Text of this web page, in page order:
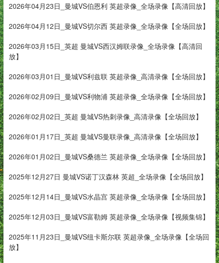
2026年04月23日_曼城VS伯恩利 英超录像_全场录像【高清回放】
2026年04月12日_曼城VS切尔西 英超录像_全场录像【全场回放】
2026年03月15日_英超 曼城VS西汉姆联录像_全场录像【高清回
放】
2026年03月01日_曼城VS利兹联 英超录像_高清录像【全场回放】
2026年02月09日_曼城VS利物浦 英超录像_全场录像【全场回放】
2026年02月02日_英超 曼城VS热刺录像_高清录像【全场回放】
2026年01月17日_英超 曼城VS曼联录像_高清录像【全场回放】
2026年01月02日_曼城VS桑德兰 英超录像_全场录像【全场回放】
2025年12月27日 曼城VS诺丁汉森林 英超_全场录像【全场回放】
2025年12月14日_曼城VS水晶宫 英超录像_全场录像【全场回放】
2025年12月03日_曼城VS富勒姆 英超录像_全场录像【视频集锦】
2025年11月23日_曼城VS纽卡斯尔联 英超录像_全场录像【全场回
放】